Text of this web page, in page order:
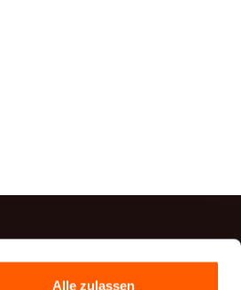
Alle zulassen